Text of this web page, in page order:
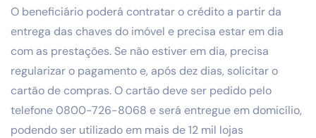
O beneficiário poderá contratar o crédito a partir da
entrega das chaves do imóvel e precisa estar em dia
com as prestações. Se não estiver em dia, precisa
regularizar o pagamento e, após dez dias, solicitar o
cartão de compras. O cartão deve ser pedido pelo
telefone 0800-726-8068 e será entregue em domicílio,
podendo ser utilizado em mais de 12 mil lojas